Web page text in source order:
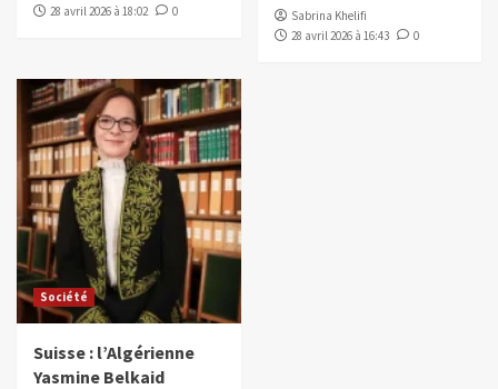
28 avril 2026 à 18:02
0
Sabrina Khelifi
28 avril 2026 à 16:43
0
Société
Suisse : l’Algérienne
Yasmine Belkaid